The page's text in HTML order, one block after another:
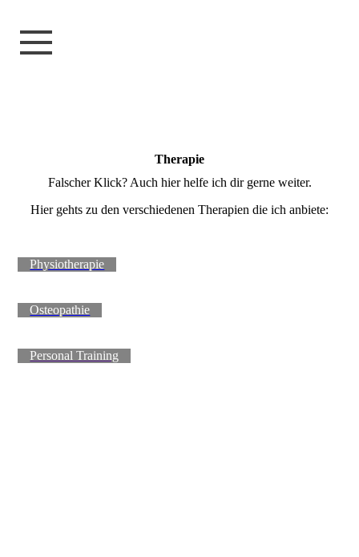
Therapie
Falscher Klick? Auch hier helfe ich dir gerne weiter.
Hier gehts zu den verschiedenen Therapien die ich anbiete:
Physiotherapie
Osteopathie
Personal Training